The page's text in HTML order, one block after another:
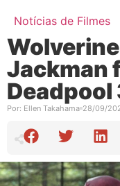
Notícias de Filmes
Jackman
Deadpool
Por: Ellen Takahama 28/09/